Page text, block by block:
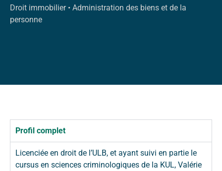
Droit immobilier• Administration des biens et de la
personne
Profil complet
Licenciée en droit de l’ULB, et ayant suivi en partie le
cursus en sciences criminologiques de la KUL, Valérie